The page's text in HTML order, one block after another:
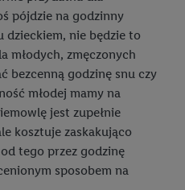
pójdzie na godzinny
dzieckiem, nie będzie to
młodych, zmęczonych
bezcenną godzinę snu czy
młodej mamy na
jest zupełnie
kosztuje zaskakująco
tego przez godzinę
sposobem na
treści
się również w celu
reklamy, badania grup
oraz zapewnienia
wyświetlania
tym miejscu, a następnie
się na istniejące konto
tam adresu e-mail